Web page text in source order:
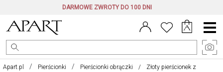
DARMOWE ZWROTY DO 100 DNI
Menu
główne
Apart.pl Pierścionki Pierścionki obrączki
Złoty pierścionek z